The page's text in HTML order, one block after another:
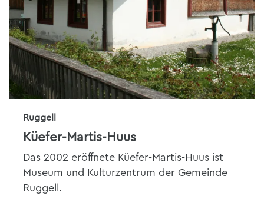
Ruggell
Küefer-Martis-Huus
Das 2002 eröffnete Küefer-Martis-Huus ist
Museum und Kulturzentrum der Gemeinde
Ruggell.